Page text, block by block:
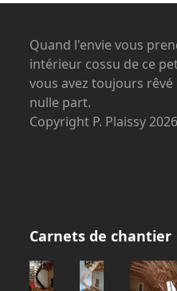
Quand l'envie vous
intérieur cossu de ce
vous avez toujours
nulle part.
Copyright P. Plaissy
Carnets de chantier